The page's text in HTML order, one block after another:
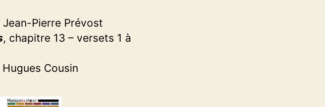
Pierre Prévost
, chapitre 13 – versets 1 à
Cousin